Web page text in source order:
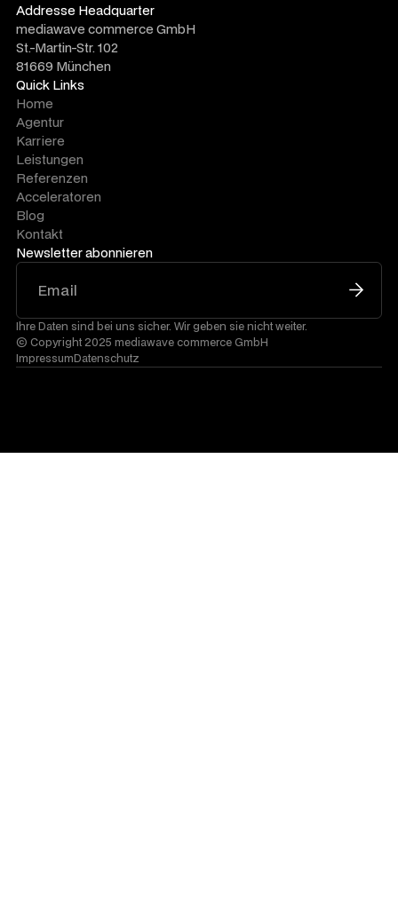
Newsletter abonnieren
Ihre Daten sind bei uns sicher. Wir geben sie nicht weiter.
Addresse Headquarter
mediawave commerce GmbH
St.-Martin-Str. 102
81669 München
Quick Links
Home
Agentur
Karriere
Leistungen
Referenzen
Acceleratoren
Blog
Kontakt
© Copyright 2025 mediawave commerce GmbH
ImpressumDatenschutz